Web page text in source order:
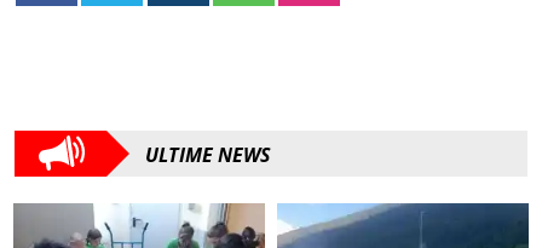
ULTIME NEWS